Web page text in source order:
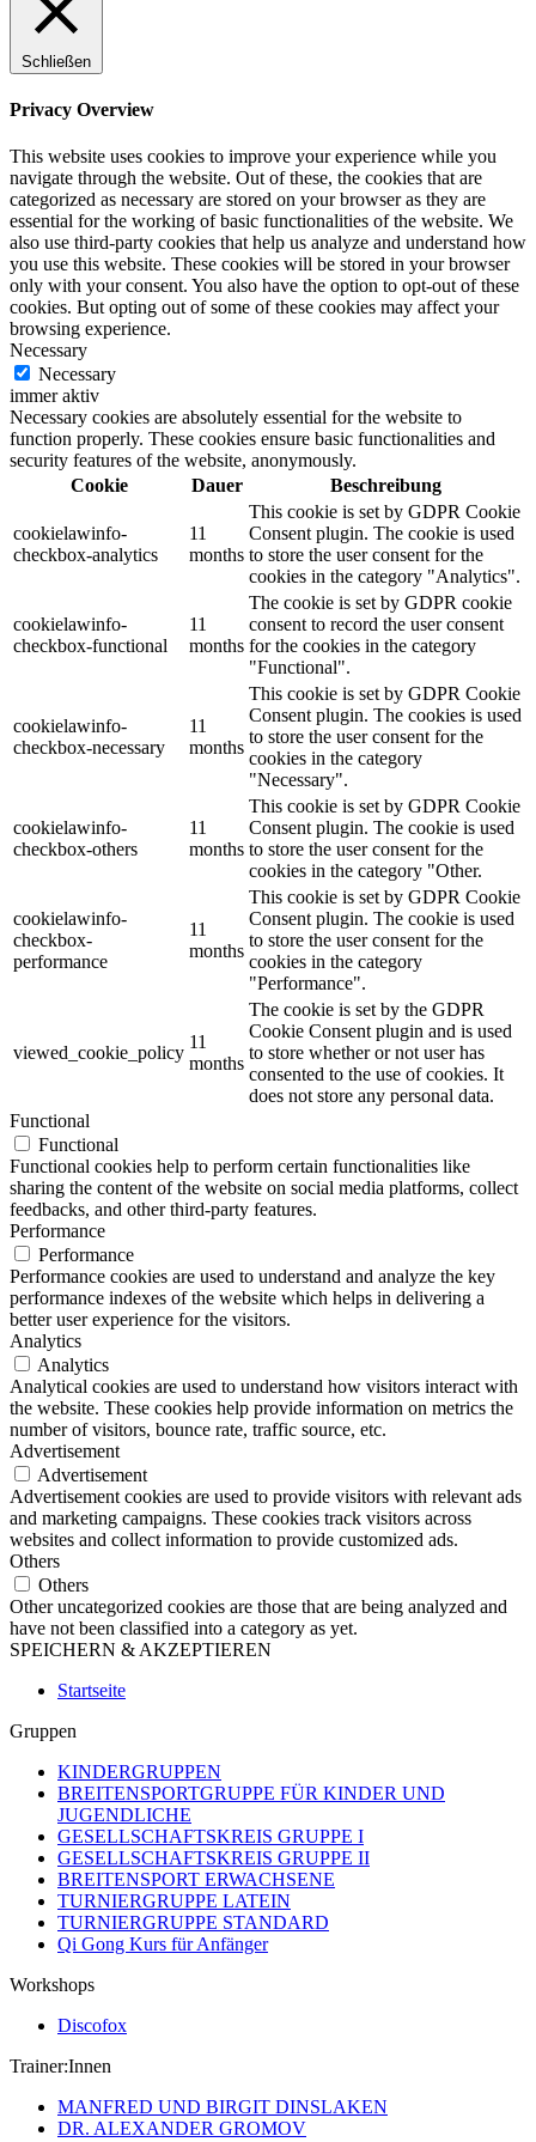
Schließen
Privacy Overview
This website uses cookies to improve your experience while you
navigate through the website. Out of these, the cookies that are
categorized as necessary are stored on your browser as they are
essential for the working of basic functionalities of the website. We
also use third-party cookies that help us analyze and understand how
you use this website. These cookies will be stored in your browser
only with your consent. You also have the option to opt-out of these
cookies. But opting out of some of these cookies may affect your
browsing experience.
Necessary
Necessary
immer aktiv
Necessary cookies are absolutely essential for the website to
function properly. These cookies ensure basic functionalities and
security features of the website, anonymously.
Cookie
Dauer Beschreibung
cookielawinfo-
checkbox-analytics
11
months
This cookie is set by GDPR Cookie
Consent plugin. The cookie is used
to store the user consent for the
cookies in the category "Analytics".
cookielawinfo-
checkbox-functional
11
months
The cookie is set by GDPR cookie
consent to record the user consent
for the cookies in the category
"Functional".
cookielawinfo-
checkbox-necessary
11
months
This cookie is set by GDPR Cookie
Consent plugin. The cookies is used
to store the user consent for the
cookies in the category
"Necessary".
cookielawinfo-
checkbox-others
11
months
This cookie is set by GDPR Cookie
Consent plugin. The cookie is used
to store the user consent for the
cookies in the category "Other.
cookielawinfo-
checkbox-
performance
11
months
This cookie is set by GDPR Cookie
Consent plugin. The cookie is used
to store the user consent for the
cookies in the category
"Performance".
viewed_cookie_policy
11
months
The cookie is set by the GDPR
Cookie Consent plugin and is used
to store whether or not user has
consented to the use of cookies. It
does not store any personal data.
Functional
Functional
Functional cookies help to perform certain functionalities like
sharing the content of the website on social media platforms, collect
feedbacks, and other third-party features.
Performance
Performance
Performance cookies are used to understand and analyze the key
performance indexes of the website which helps in delivering a
better user experience for the visitors.
Analytics
Analytics
Analytical cookies are used to understand how visitors interact with
the website. These cookies help provide information on metrics the
number of visitors, bounce rate, traffic source, etc.
Advertisement
Advertisement
Advertisement cookies are used to provide visitors with relevant ads
and marketing campaigns. These cookies track visitors across
websites and collect information to provide customized ads.
Others
Others
Other uncategorized cookies are those that are being analyzed and
have not been classified into a category as yet.
SPEICHERN & AKZEPTIEREN
Startseite
Gruppen
KINDERGRUPPEN
BREITENSPORTGRUPPE FÜR KINDER UND
JUGENDLICHE
GESELLSCHAFTSKREIS GRUPPE I
GESELLSCHAFTSKREIS GRUPPE II
BREITENSPORT ERWACHSENE
TURNIERGRUPPE LATEIN
TURNIERGRUPPE STANDARD
Qi Gong Kurs für Anfänger
Workshops
Discofox
Trainer:Innen
MANFRED UND BIRGIT DINSLAKEN
DR. ALEXANDER GROMOV